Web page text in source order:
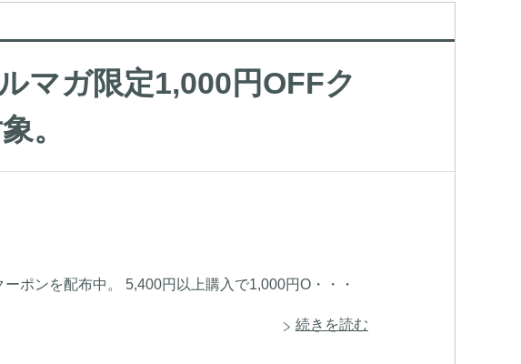
マガ限定1,000円OFFク
。
ポンを配布中。 5,400円以上購入で1,000円O・・・
続きを読む